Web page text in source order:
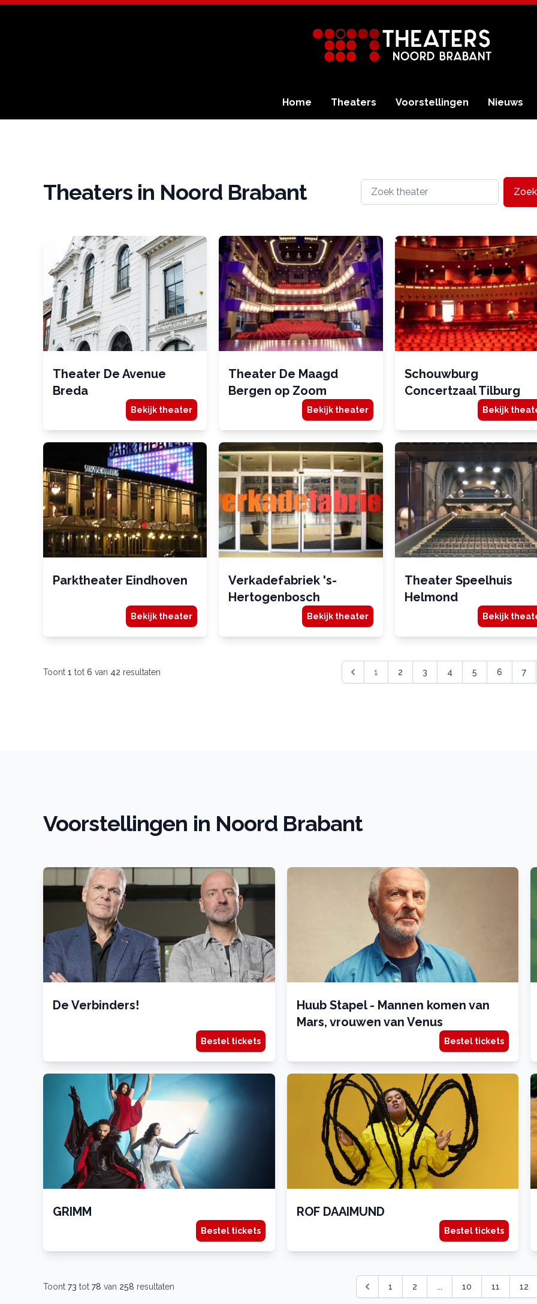
Home Theaters Voorstellingen Nieuws
Theaters in Noord Brabant
Theater De Avenue
Breda
Bekijk theater
Theater De Maagd
Bergen op Zoom
Bekijk theater
Schouwburg
Concertzaal Tilburg
Bekijk
Parktheater Eindhoven
Bekijk theater
Verkadefabriek 's-
Hertogenbosch
Bekijk theater
Theater Speelhuis
Helmond
Bekijk
Toont 1 tot 6 van 42 resultaten 1 2 3 4 5 6 7
Voorstellingen in Noord Brabant
De Verbinders!
Bestel tickets
Huub Stapel - Mannen komen van
Mars, vrouwen van Venus
Bestel tickets
GRIMM
Bestel tickets
ROF DAAIMUND
Bestel tickets
Toont 73 tot 78 van 258 resultaten 1 2 ... 10 11 12